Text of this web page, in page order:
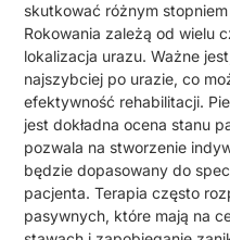
skutkować różnym
Rokowania zależą od wielu
lokalizacja urazu. Ważne
najszybciej po urazie, co
efektywność rehabilitacji.
jest dokładna ocena stanu
pozwala na stworzenie
będzie dopasowany do
pacjenta. Terapia często
pasywnych, które mają na